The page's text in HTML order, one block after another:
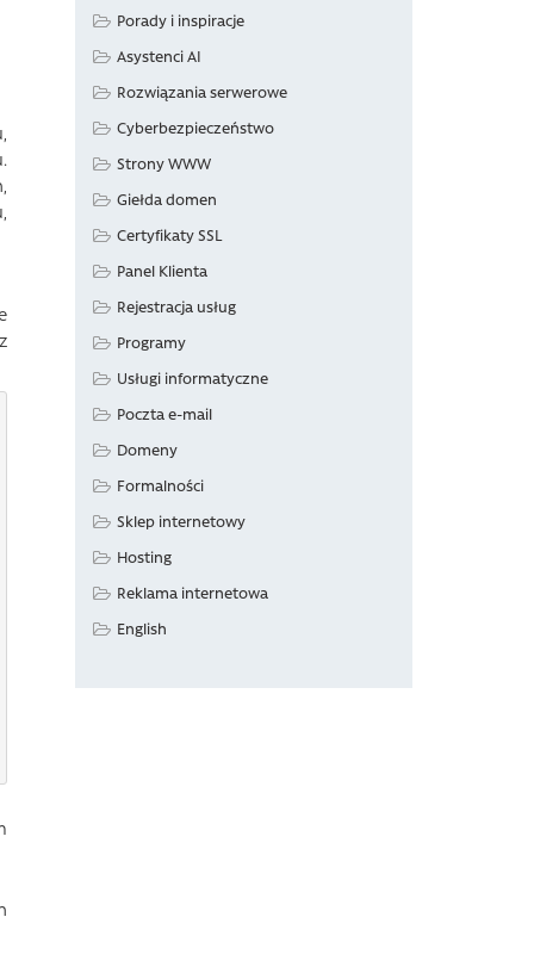
Porady i inspiracje
Asystenci AI
Rozwiązania serwerowe
Cyberbezpieczeństwo
Strony WWW
Giełda domen
Certyfikaty SSL
Panel Klienta
Rejestracja usług
Programy
Usługi informatyczne
Poczta e-mail
Domeny
Formalności
Sklep internetowy
Hosting
Reklama internetowa
English